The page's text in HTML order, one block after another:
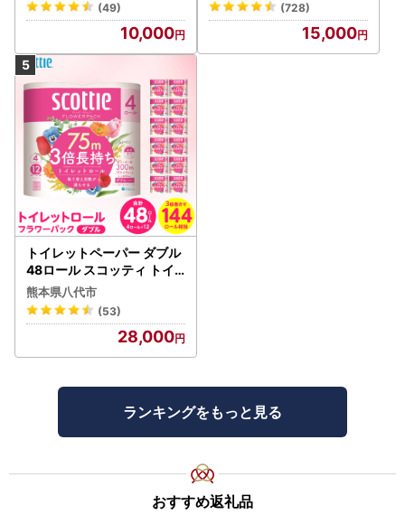
(49)
10,000
(728)
15,000
トイレットペーパー ダブル
48ロール スコッティ トイ
レット
熊本県八代市
(53)
28,000
ランキングをもっと見る
おすすめ返礼品